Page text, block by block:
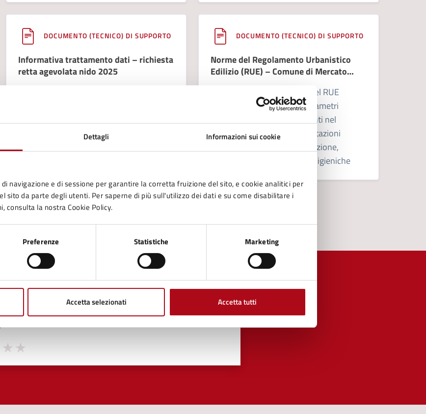
Dettagli Informazioni sui cookie
navigazione e di sessione per garantire la corretta fruizione del sito, e cookie analitici per
sito da parte degli utenti. Per saperne di più sull'utilizzo dei dati e su come disabilitare i
consulta la nostra Cookie Policy.
Preferenze Statistiche Marketing
Accetta selezionati Accetta tutti
DOCUMENTO (TECNICO) DI SUPPORTO
Informativa trattamento dati – richiesta
retta agevolata nido 2025
per l’anno educativo 2025/2026.
DOCUMENTO (TECNICO) DI SUPPORTO
Norme del Regolamento Urbanistico
Edilizio (RUE) – Comune di Mercato
Testo normativo completo del RUE
comunale, che disciplina parametri
urbanistici ed edilizi, interventi nel
territorio urbano e rurale, dotazioni
territoriali, oneri di urbanizzazione,
sostenibilità edilizia e norme igieniche
1 2
chiare le informazioni su questa